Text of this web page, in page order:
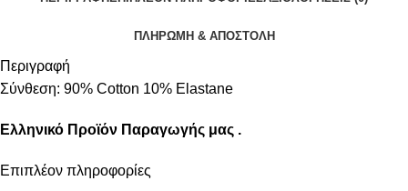
ΠΛΗΡΩΜΗ & ΑΠΟΣΤΟΛΗ
Περιγραφή
Σύνθεση: 90% Cotton 10% Εlastane
Ελληνικό Προϊόν Παραγωγής μας .
Επιπλέον πληροφορίες